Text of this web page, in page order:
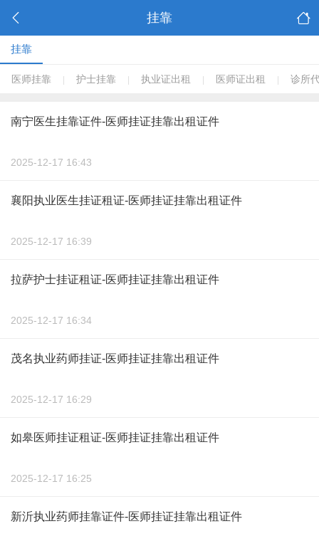
挂靠
挂靠
医师挂靠 护士挂靠 执业证出租 医师证出租 诊所
南宁医生挂靠证件-医师挂证挂靠出租证件
2025-12-17 16:43
襄阳执业医生挂证租证-医师挂证挂靠出租证件
2025-12-17 16:39
拉萨护士挂证租证-医师挂证挂靠出租证件
2025-12-17 16:34
茂名执业药师挂证-医师挂证挂靠出租证件
2025-12-17 16:29
如皋医师挂证租证-医师挂证挂靠出租证件
2025-12-17 16:25
新沂执业药师挂靠证件-医师挂证挂靠出租证件